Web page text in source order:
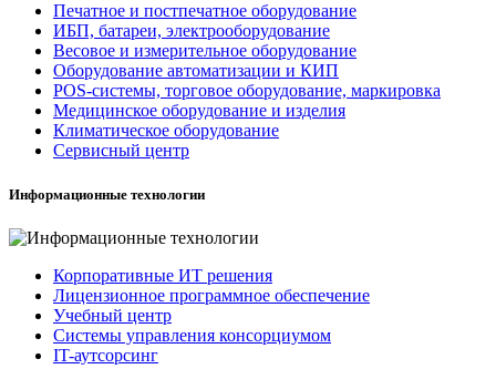
Печатное и постпечатное оборудование
ИБП, батареи, электрооборудование
Весовое и измерительное оборудование
Оборудование автоматизации и КИП
POS-системы, торговое оборудование, маркировка
Медицинское оборудование и изделия
Климатическое оборудование
Сервисный центр
Информационные технологии
Корпоративные ИТ решения
Лицензионное программное обеспечение
Учебный центр
Системы управления консорциумом
IT-аутсорсинг